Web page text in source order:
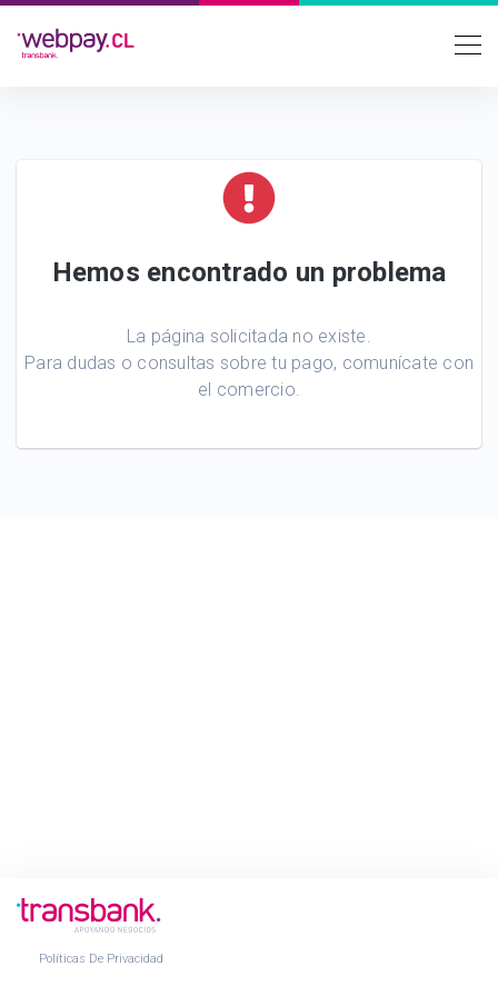
Hemos encontrado un problema
La página solicitada no existe.
Para dudas o consultas sobre tu pago, comunícate con
el comercio.
Políticas De Privacidad